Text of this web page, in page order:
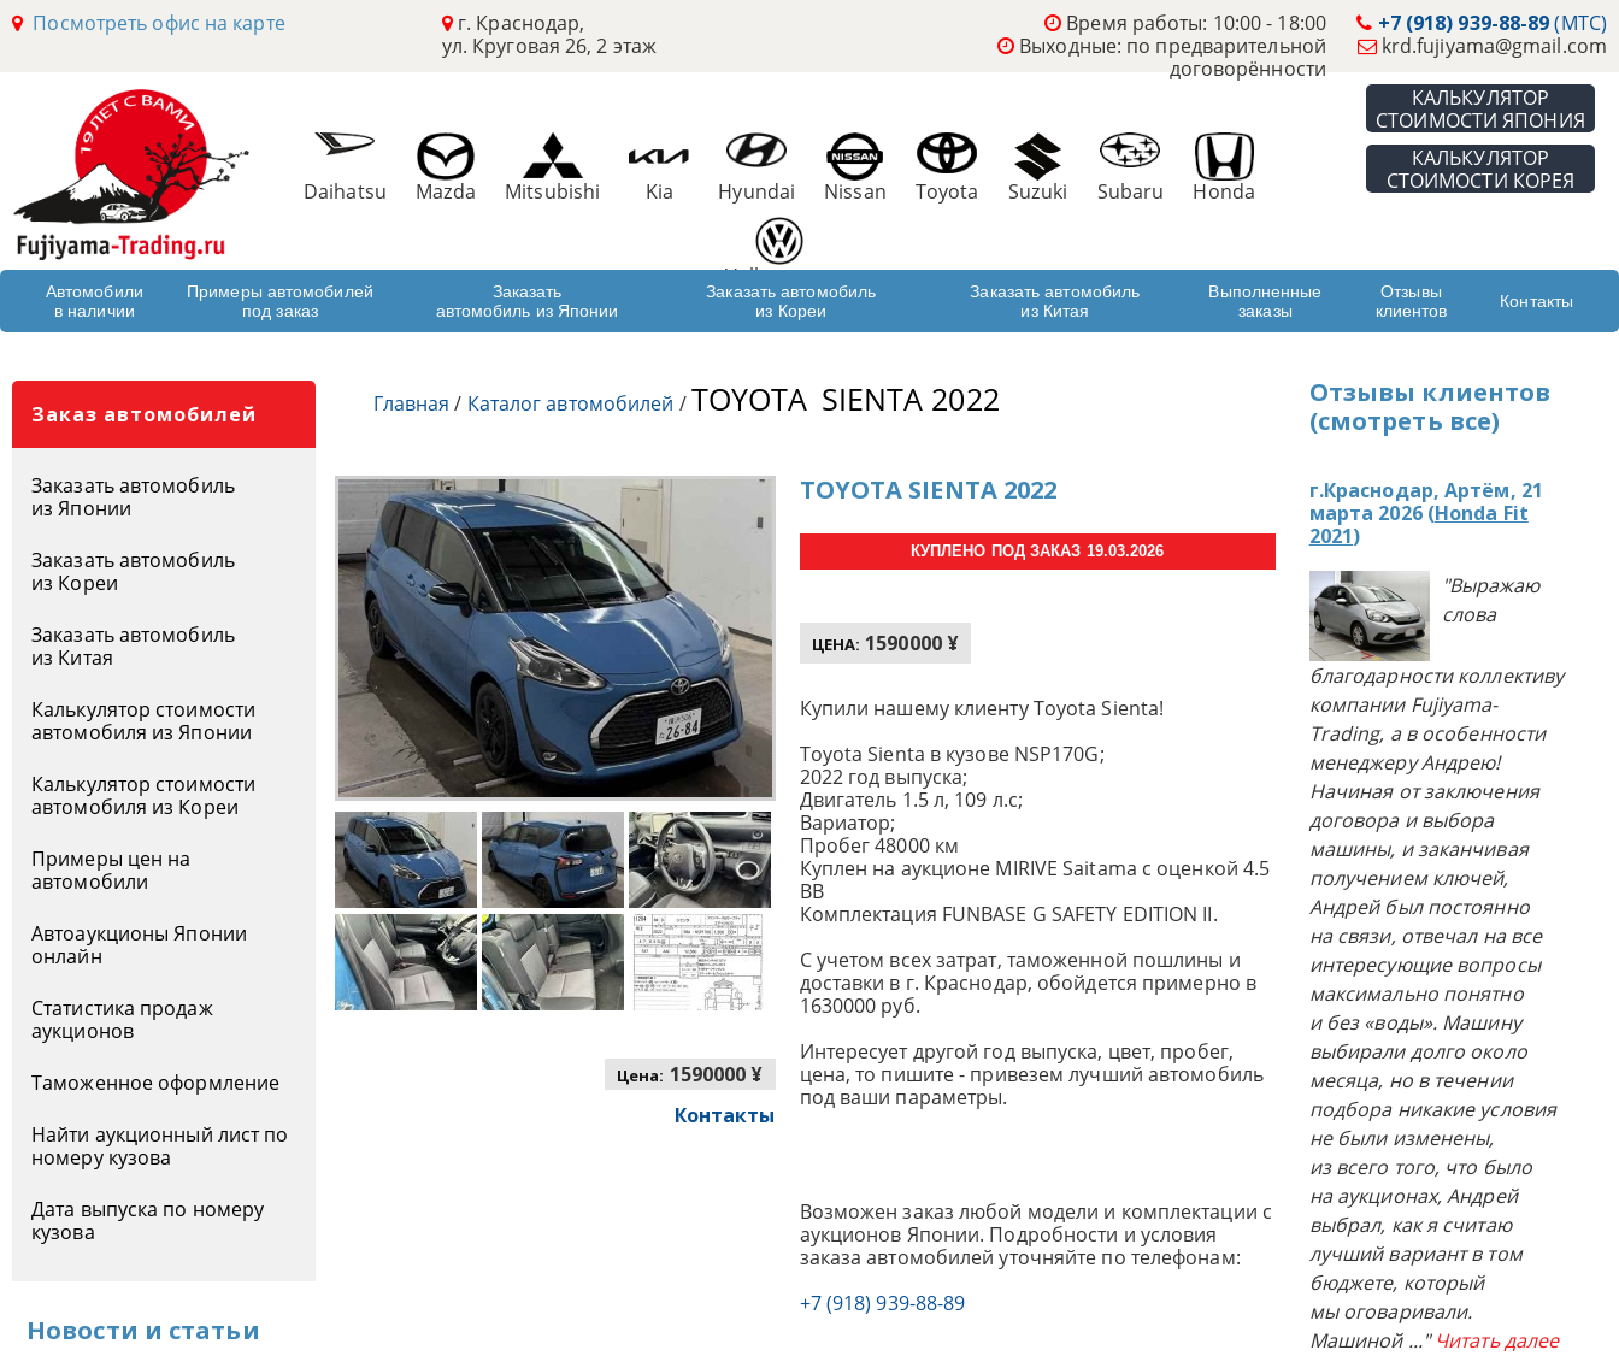
Посмотреть офис на карте
г. Краснодар,
ул. Круговая 26, 2 этаж
+7 (918) 939-88-89(МТС)
krd.fujiyama@gmail.com
Время работы: 10:00 - 18:00
Выходные: по предварительной
договорённости
КАЛЬКУЛЯТОР
СТОИМОСТИ ЯПОНИЯ
КАЛЬКУЛЯТОР
СТОИМОСТИ КОРЕЯ
Daihatsu Mazda Mitsubishi Kia Hyundai Nissan Toyota Suzuki Subaru Honda
Volkswagen
Автомобили
в наличии
Примеры автомобилей
под заказ
Заказать
автомобиль из Японии
Заказать автомобиль
из Кореи
Заказать автомобиль
из Китая
Выполненные
заказы
Отзывы
клиентов
Контакты
Заказ автомобилей
Заказать автомобиль
из Японии
Заказать автомобиль
из Кореи
Заказать автомобиль
из Китая
Калькулятор стоимости
автомобиля из Японии
Калькулятор стоимости
автомобиля из Кореи
Примеры цен на
автомобили
Автоаукционы Японии
онлайн
Статистика продаж
аукционов
Таможенное оформление
Найти аукционный лист по
номеру кузова
Дата выпуска по номеру
кузова
Новости и статьи
Главная / Каталог автомобилей /TOYOTA SIENTA 2022
Цена: 1590000 ¥
Контакты
TOYOTA SIENTA 2022
КУПЛЕНО ПОД ЗАКАЗ 19.03.2026
ЦЕНА: 1590000 ¥
Купили нашему клиенту Toyota Sienta!
Toyota Sienta в кузове NSP170G;
2022 год выпуска;
Двигатель 1.5 л, 109 л.с;
Вариатор;
Пробег 48000 км
Куплен на аукционе MIRIVE Saitama с оценкой 4.5
BB
Комплектация FUNBASE G SAFETY EDITION II.
С учетом всех затрат, таможенной пошлины и
доставки в г. Краснодар, обойдется примерно в
1630000 руб.
Интересует другой год выпуска, цвет, пробег,
цена, то пишите - привезем лучший автомобиль
под ваши параметры.
Возможен заказ любой модели и комплектации с
аукционов Японии. Подробности и условия
заказа автомобилей уточняйте по телефонам:
+7 (918) 939-88-89
Отзывы клиентов
(смотреть все)
г.Краснодар, Артём, 21
марта 2026 (Honda Fit
2021)
"Выражаю
слова
благодарности коллективу
компании Fujiyama-
Trading, а в особенности
менеджеру Андрею!
Начиная от заключения
договора и выбора
машины, и заканчивая
получением ключей,
Андрей был постоянно
на связи, отвечал на все
интересующие вопросы
максимально понятно
и без «воды». Машину
выбирали долго около
месяца, но в течении
подбора никакие условия
не были изменены,
из всего того, что было
на аукционах, Андрей
выбрал, как я считаю
лучший вариант в том
бюджете, который
мы оговаривали.
Машиной ..." Читать далее